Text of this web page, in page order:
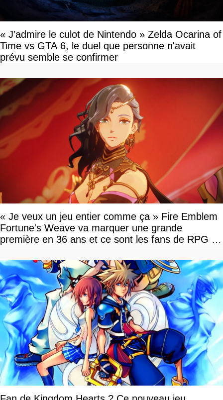
« J’admire le culot de Nintendo » Zelda Ocarina of
Time vs GTA 6, le duel que personne n'avait
prévu semble se confirmer
« Je veux un jeu entier comme ça » Fire Emblem
Fortune's Weave va marquer une grande
première en 36 ans et ce sont les fans de RPG en